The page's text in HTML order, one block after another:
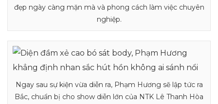
đẹp ngày càng mặn mà và phong cách làm việc chuyên
nghiệp.
Ngay sau sự kiện vừa diễn ra, Phạm Hương sẽ lập tức ra
Bắc, chuẩn bị cho show diễn lớn của NTK Lê Thanh Hòa